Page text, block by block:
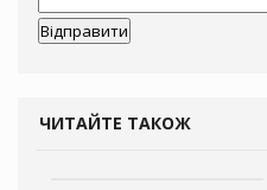
ЧИТАЙТЕ ТАКОЖ